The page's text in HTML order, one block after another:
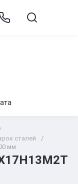
сталей
/
мм